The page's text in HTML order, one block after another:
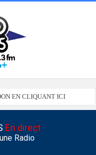
EN CLIQUANT ICI
En direct
Radio